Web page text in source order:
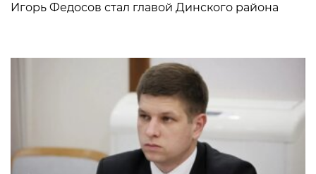
Игорь Федосов стал главой Динского района